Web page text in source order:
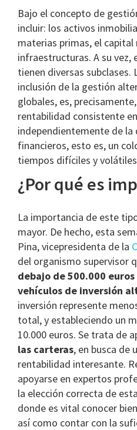
Bajo el concepto de
incluir: los activos
materias primas, el
infraestructuras. A su vez,
tienen diversas subclases.
inclusión de la gestión
globales, es,
rentabilidad consistente
independientemente de
financieros, esto es, un
tiempos difíciles y
¿Por qué es
La importancia de este
mayor. De hecho, esta
Pina, vicepresidenta de la
del organismo supervisor
debajo de 500.000
vehículos de inversión
inversión represente
total, y estableciendo un
10.000 euros. Se trata de
las carteras, en busca de
rentabilidad interesante.
apoyarse en expertos
la elección correcta de
donde es vital conocer
así como contar con la